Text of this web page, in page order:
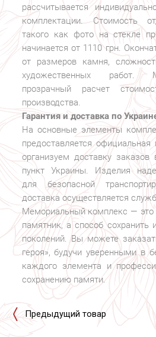
рассчитывается
комплектации. Стоимость
такого как фото на стекле
начинается от 1110 грн.
от размеров камня,
художественных работ.
прозрачный расчет
производства.
Гарантия и доставка по
На основные элементы
предоставляется
организуем доставку
пункт Украины. Изделия
для безопасной
доставка осуществляется
Мемориальный комплекс — это
памятник, а способ сохранить
поколений. Вы можете
героя», будучи уверенными в
каждого элемента и
сохранению памяти.
Предыдущий товар